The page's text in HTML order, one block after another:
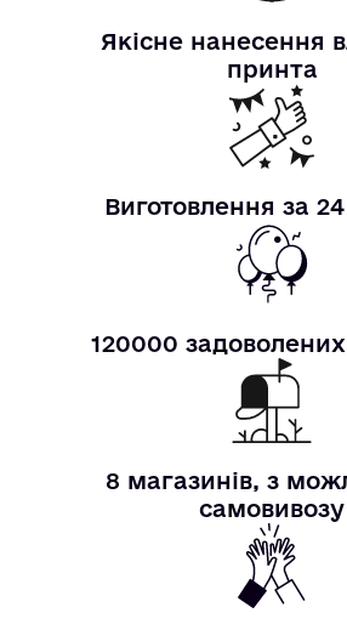
Якісне нанесення
принта
Виготовлення за
120000 задоволених
8 магазинів, з
самовивозу